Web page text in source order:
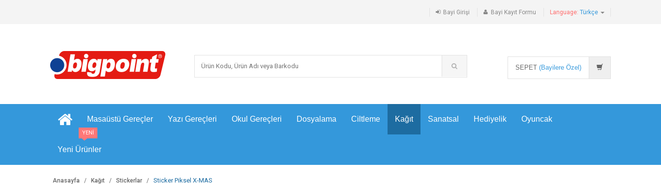
Bayi Girişi Bayi Kayıt Formu Language: Türkçe
SEPET (Bayilere Özel)
Masaüstü Gereçler Yazı Gereçleri Okul Gereçleri Dosyalama Ciltleme Kağıt Sanatsal Hediyelik Oyuncak
Yeni Ürünler
YENİ
Anasayfa Kağıt Stickerlar Sticker Piksel X-MAS